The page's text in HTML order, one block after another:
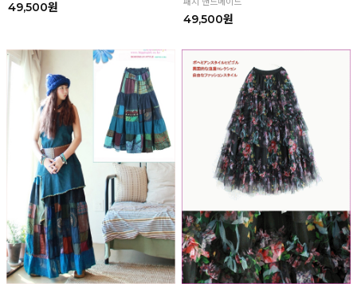
49,500원
49,500원